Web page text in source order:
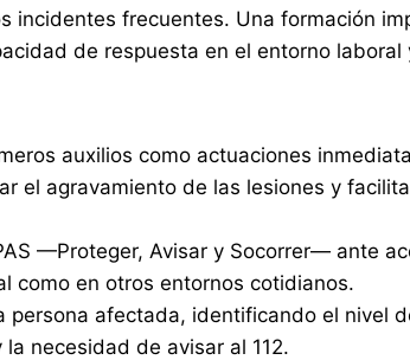
incidentes frecuentes. Una formación
de respuesta en el entorno
auxilios como actuaciones
el agravamiento de las lesiones y
—Proteger, Avisar y Socorrer— ante
como en otros entornos cotidianos.
persona afectada, identificando el nivel
necesidad de avisar al 112.